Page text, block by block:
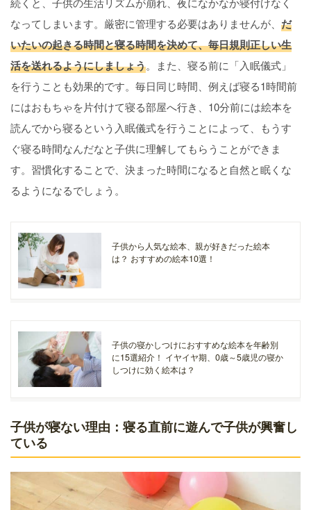
なってしまいます。厳密に管理する必要はありませんが、 だ
いたいの起きる時間と寝る時間を決めて、毎日規則正しい生
活を送れるようにしましょう。また、寝る前に「入眠儀式」
を行うことも効果的です。毎日同じ時間、例えば寝る1時間前
にはおもちゃを片付けて寝る部屋へ行き、10分前には絵本を
読んでから寝るという入眠儀式を行うことによって、もうす
ぐ寝る時間なんだなと子供に理解してもらうことができま
す。習慣化することで、決まった時間になると自然と眠くな
るようになるでしょう。
子供から人気な絵本、親が好きだった絵本
は？ おすすめの絵本10選！
子供の寝かしつけにおすすめな絵本を年齢別
に15選紹介！ イヤイヤ期、0歳～5歳児の寝か
しつけに効く絵本は？
子供が寝ない理由：寝る直前に遊んで子供が興奮し
ている